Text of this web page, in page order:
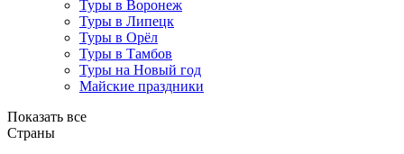
Туры в Воронеж
Туры в Липецк
Туры в Орёл
Туры в Тамбов
Туры на Новый год
Майские праздники
Показать все
Страны